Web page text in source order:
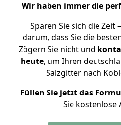
Wir haben immer die
Sparen Sie sich die Zeit
darum, dass Sie die
Zögern Sie nicht und
heute, um Ihren
Salzgitter nach
Füllen Sie jetzt das
Sie kostenlose